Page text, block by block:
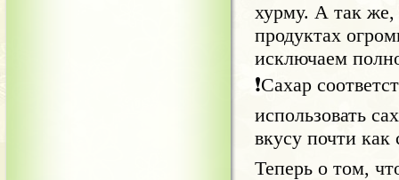
хурму. А так
продуктах
исключаем
❗Сахар
использовать
вкусу почти как
Теперь о том,